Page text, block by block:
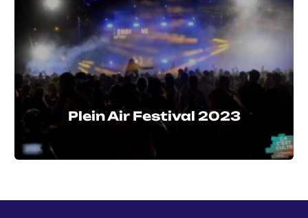
Plein Air Festival 2023